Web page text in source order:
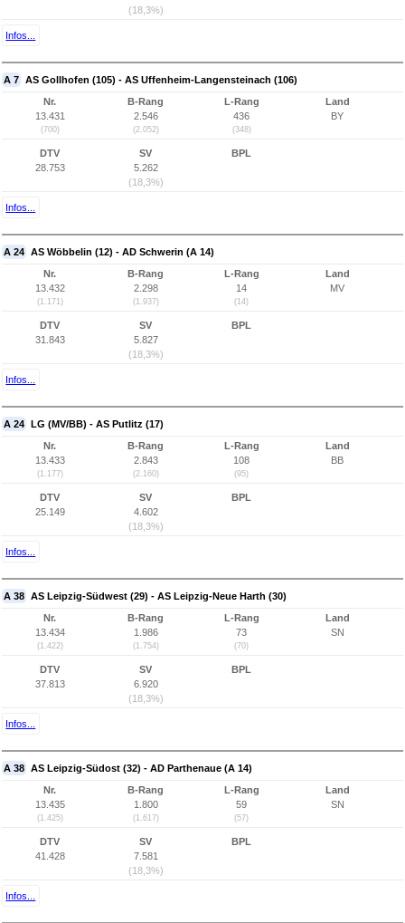
(18,3%)
Infos...
A 7 AS Gollhofen (105) - AS Uffenheim-Langensteinach (106)
Nr.
13.431
(700)
B-Rang
2.546
(2.052)
L-Rang
436
(348)
Land
BY
DTV
28.753
SV
5.262
(18,3%)
BPL
Infos...
A 24 AS Wöbbelin (12) - AD Schwerin (A 14)
Nr.
13.432
(1.171)
B-Rang
2.298
(1.937)
L-Rang
14
(14)
Land
MV
DTV
31.843
SV
5.827
(18,3%)
BPL
Infos...
A 24 LG (MV/BB) - AS Putlitz (17)
Nr.
13.433
(1.177)
B-Rang
2.843
(2.160)
L-Rang
108
(95)
Land
BB
DTV
25.149
SV
4.602
(18,3%)
BPL
Infos...
A 38 AS Leipzig-Südwest (29) - AS Leipzig-Neue Harth (30)
Nr.
13.434
(1.422)
B-Rang
1.986
(1.754)
L-Rang
73
(70)
Land
SN
DTV
37.813
SV
6.920
(18,3%)
BPL
Infos...
A 38 AS Leipzig-Südost (32) - AD Parthenaue (A 14)
Nr.
13.435
(1.425)
B-Rang
1.800
(1.617)
L-Rang
59
(57)
Land
SN
DTV
41.428
SV
7.581
(18,3%)
BPL
Infos...